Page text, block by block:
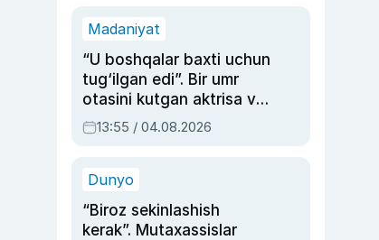
Madaniyat
“U boshqalar baxti uchun
tug‘ilgan edi”. Bir umr
otasini kutgan aktrisa va
dublyaj ustasi Rimma
Ahmedovaning
13:55 / 04.08.2026
Dunyo
“Biroz sekinlashish
kerak”. Mutaxassislar